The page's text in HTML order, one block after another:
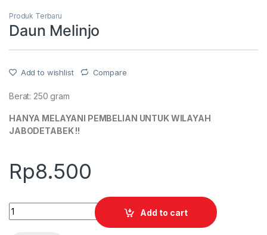
Produk Terbaru
Daun Melinjo
Add to wishlist Compare
Berat: 250 gram
HANYA MELAYANI PEMBELIAN UNTUK WILAYAH
JABODETABEK !!
Rp8.500
Quantity
Add to cart